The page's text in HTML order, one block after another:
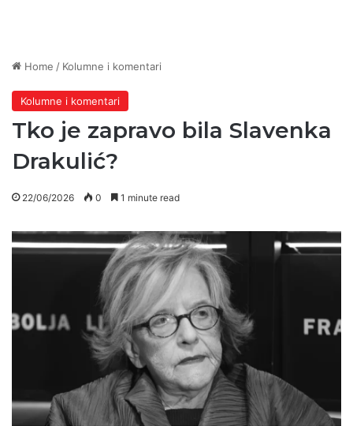
Home / Kolumne i komentari
Kolumne i komentari
Tko je zapravo bila Slavenka
Drakulić?
22/06/2026 0 1 minute read